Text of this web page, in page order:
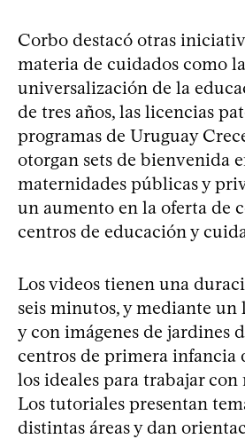
Corbo destacó otras
materia de cuidados como la
universalización de la
de tres años, las licencias
programas de Uruguay
otorgan sets de bienvenida
maternidades públicas y
un aumento en la oferta de
centros de educación y
Los videos tienen una
seis minutos, y mediante un
y con imágenes de jardines
centros de primera infancia
los ideales para trabajar con
Los tutoriales presentan
distintas áreas y dan